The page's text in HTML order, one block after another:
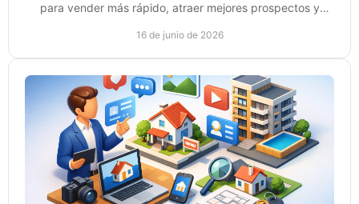
para vender más rápido, atraer mejores prospectos y
16 de junio de 2026